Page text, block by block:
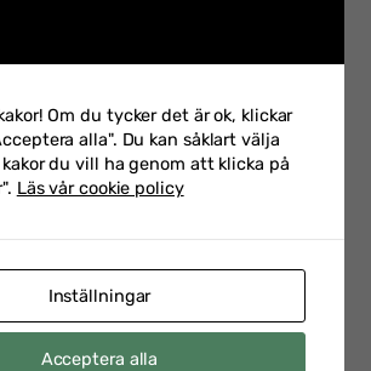
Om du tycker det är ok, klickar
alla". Du kan såklart välja
du vill ha genom att klicka på
Läs vår cookie policy
Inställningar
Acceptera alla